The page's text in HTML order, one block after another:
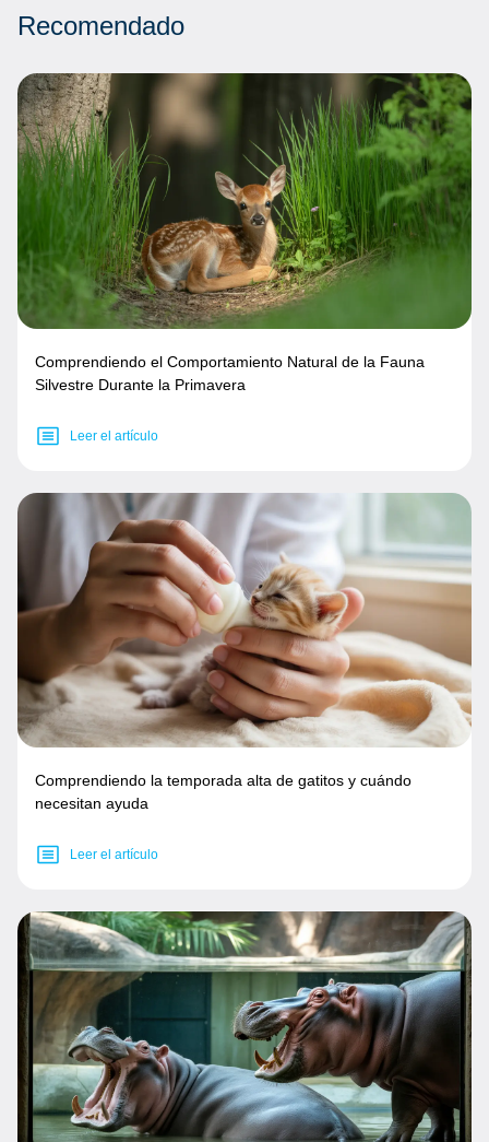
Recomendado
Comprendiendo el Comportamiento Natural de la Fauna
Silvestre Durante la Primavera
Leer el artículo
Comprendiendo la temporada alta de gatitos y cuándo
necesitan ayuda
Leer el artículo